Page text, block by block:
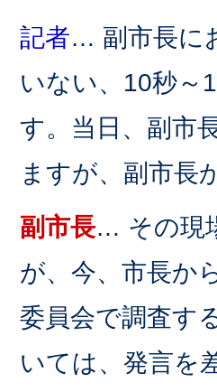
記者… 副市長に
いない、10秒～
す。当日、副市
ますが、副市長
副市長… その現
が、今、市長か
委員会で調査す
いては、発言を